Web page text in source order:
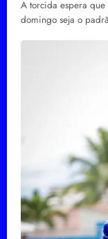
A torcida espera
domingo seja o